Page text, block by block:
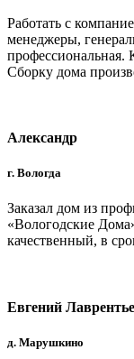
Работать с
менеджеры,
профессиональная.
Сборку дома
Александр
г. Вологда
Заказал дом из
«Вологодские
качественный, в
Евгений
д. Марушкино